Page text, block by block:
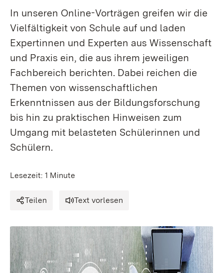
In unseren Online-Vorträgen greifen wir die
Vielfältigkeit von Schule auf und laden
Expertinnen und Experten aus Wissenschaft
und Praxis ein, die aus ihrem jeweiligen
Fachbereich berichten. Dabei reichen die
Themen von wissenschaftlichen
Erkenntnissen aus der Bildungsforschung
bis hin zu praktischen Hinweisen zum
Umgang mit belasteten Schülerinnen und
Schülern.
Lesezeit: 1 Minute
Teilen Text vorlesen